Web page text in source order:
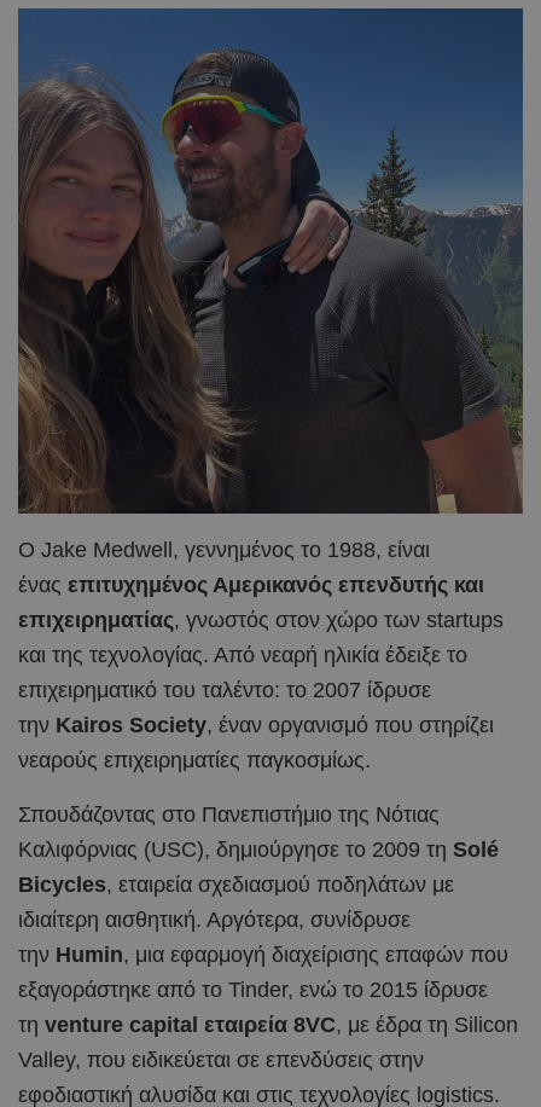
Ο Jake Medwell, γεννημένος το 1988, είναι
ένας επιτυχημένος Αμερικανός επενδυτής και
επιχειρηματίας, γνωστός στον χώρο των startups
και της τεχνολογίας. Από νεαρή ηλικία έδειξε το
επιχειρηματικό του ταλέντο: το 2007 ίδρυσε
την Kairos Society, έναν οργανισμό που στηρίζει
νεαρούς επιχειρηματίες παγκοσμίως.
Σπουδάζοντας στο Πανεπιστήμιο της Νότιας
Καλιφόρνιας (USC), δημιούργησε το 2009 τη Solé
Bicycles, εταιρεία σχεδιασμού ποδηλάτων με
ιδιαίτερη αισθητική. Αργότερα, συνίδρυσε
την Humin, μια εφαρμογή διαχείρισης επαφών που
εξαγοράστηκε από το Tinder, ενώ το 2015 ίδρυσε
τη venture capital εταιρεία 8VC, με έδρα τη Silicon
Valley, που ειδικεύεται σε επενδύσεις στην
εφοδιαστική αλυσίδα και στις τεχνολογίες logistics.